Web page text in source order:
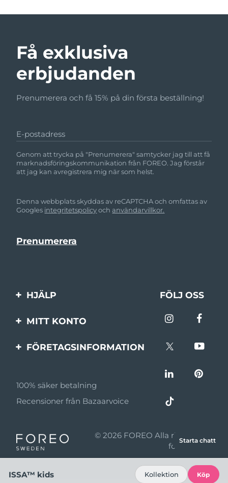
Få exklusiva
erbjudanden
Prenumerera och få 15% på din första beställning!
E-postadress
Genom att trycka på "Prenumerera" samtycker jag till att få
marknadsföringskommunikation från FOREO. Jag förstår
att jag kan avregistrera mig när som helst.
Denna webbplats skyddas av reCAPTCHA och omfattas av
Googles integritetspolicyochanvändarvillkor.
HJÄLP
Kontakta oss
FÖLJ OSS
MITT KONTO
Produktregistrering
FÖRETAGSINFORMATION
Affiliateprogram
Affiliate-nyheter
Återförsäljare
100% säker betalning
Recensioner från Bazaarvoice
© 2026 FOREO Alla rättigheter
förbehållna
Starta chatt
ISSA™ kids Kollektion Köp